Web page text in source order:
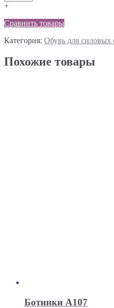
+
Сравнить товары
Категория: Обувь для силовых
Похожие товары
Ботинки А107